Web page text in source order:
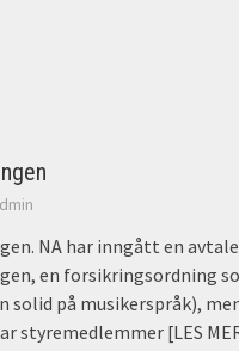
NA har inngått en
en forsikringsordning
solid på musikerspråk),
styremedlemmer [LES